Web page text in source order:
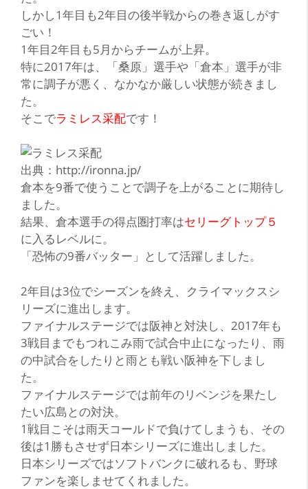
しかし1年目も2年目の後半戦からの巻き返しがす
ごい！
1年目2年目も5月からチームが上昇。
特に2017年は、
「桑原」 選手や 「倉本」 選手が非
常に調子が悪く、なかなか厳しい状態が続きまし
た。
そこでラミレス采配です！
出典：http://ironna.jp/
倉本を9番で使うことで調子を上がることに期待し
ました。
結果、倉本選手の得点圏打率はセリーグトップ５
に入るレベルに。
「恐怖の9番バッター」 として活躍しました。
2年目は3位でシーズンを終え、クライマックスシ
リーズに進出します。
ファイナルステージでは阪神と対決し、2017年も
3戦目までもつれこみ雨で試合中止になったり、雨
の中試合をしたりと雨とも戦い阪神を下しまし
た。
ファイナルステージでは前年のリベンジを果たし
たい広島との対決。
1戦目こそは雨天コールドで負けてしまうも、その
後は1勝もさせず日本シリーズに進出しました。
日本シリーズではソフトバンクに破れるも、野球
ファンを楽しませてくれました。